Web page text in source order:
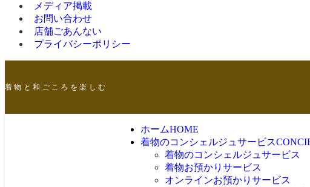
メディア掲載
お問い合わせ
店舗ごあんない
プライバシーポリシー
着 物 と 和 ご こ ろ を 楽 し む
ホームHOME
着物のコンシェルジュサービス
着物のコンシェルジュサービス
着物お預かりサービス
オンラインお預かりサービス